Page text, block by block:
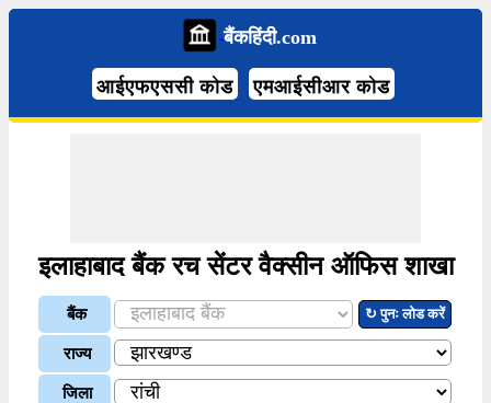
बैंकहिंदी.com
आईएफएससी कोड एमआईसीआर कोड
इलाहाबाद बैंक रच सेंटर वैक्सीन ऑफिस शाखा
बैंक ↻ पुनः लोड करें
राज्य
जिला